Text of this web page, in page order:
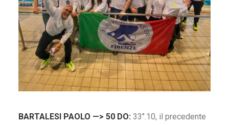
BARTALESI PAOLO —> 50 DO: 33’’.10, il precedente